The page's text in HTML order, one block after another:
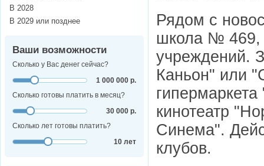
Рядом с
школа № 469,
учреждений.
Каньон" или
кинотеатр
Синема".
клубов.
В 2028
В 2029 или позднее
Ваши возможности
Сколько у Вас денег сейчас?
1 000 000 р.
Сколько готовы платить в месяц?
30 000 р.
Сколько лет готовы платить?
10 лет